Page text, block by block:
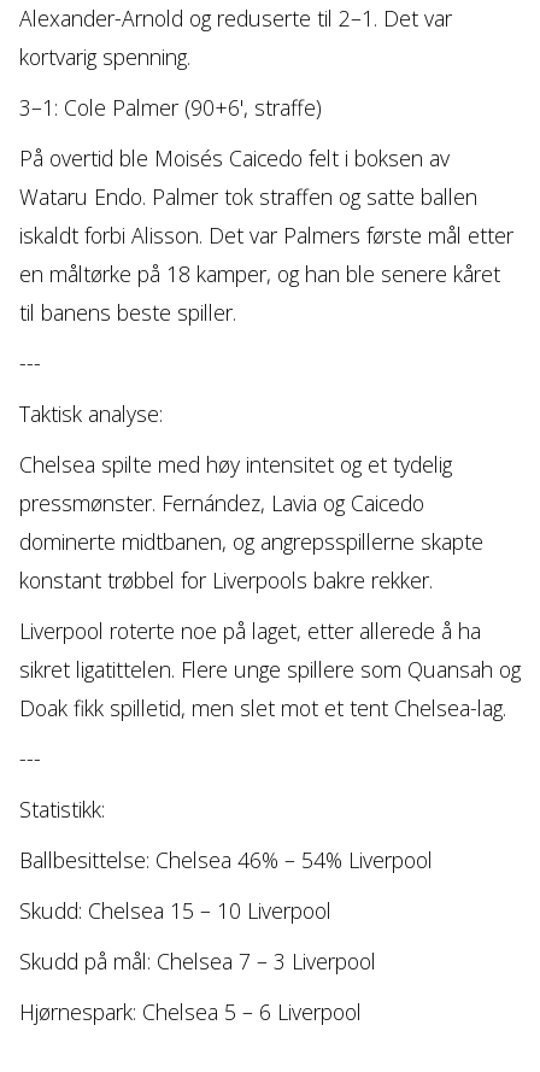
Alexander-Arnold og reduserte til 2–1. Det var
kortvarig spenning.
3–1: Cole Palmer (90+6', straffe)
På overtid ble Moisés Caicedo felt i boksen av
Wataru Endo. Palmer tok straffen og satte ballen
iskaldt forbi Alisson. Det var Palmers første mål etter
en måltørke på 18 kamper, og han ble senere kåret
til banens beste spiller.
---
Taktisk analyse:
Chelsea spilte med høy intensitet og et tydelig
pressmønster. Fernández, Lavia og Caicedo
dominerte midtbanen, og angrepsspillerne skapte
konstant trøbbel for Liverpools bakre rekker.
Liverpool roterte noe på laget, etter allerede å ha
sikret ligatittelen. Flere unge spillere som Quansah og
Doak fikk spilletid, men slet mot et tent Chelsea-lag.
---
Statistikk:
Ballbesittelse: Chelsea 46% – 54% Liverpool
Skudd: Chelsea 15 – 10 Liverpool
Skudd på mål: Chelsea 7 – 3 Liverpool
Hjørnespark: Chelsea 5 – 6 Liverpool